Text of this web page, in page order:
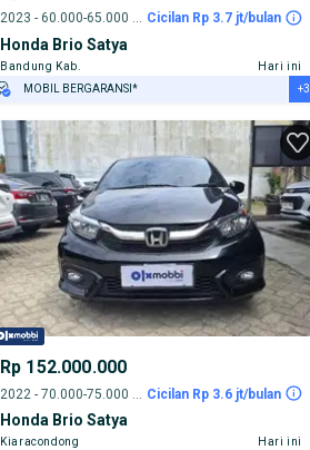
2023 - 60.000-65.000 km Cicilan Rp 3.7 jt/bulan
Honda Brio Satya
Bandung Kab.
Hari ini
MOBIL BERGARANSI*
TEST DRIVE DARI RUMAH
GRATIS BIAYA JASA PERAWATAN*
+3
Rp 152.000.000
Cicilan Rp 3.6 jt/bulan
Honda Brio Satya
Kiaracondong
Hari ini